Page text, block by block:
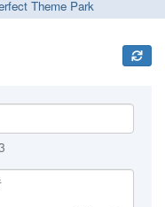
Theme Park